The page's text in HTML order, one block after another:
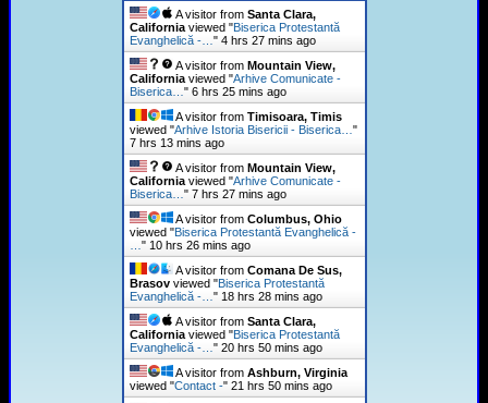
A visitor from Santa Clara,
Californiaviewed "Biserica Protestantă
Evanghelică -… " 4 hrs 27 mins ago
A visitor from Mountain View,
Californiaviewed "Arhive Comunicate -
Biserica… " 6 hrs 25 mins ago
A visitor from Timisoara, Timis
viewed "Arhive Istoria Bisericii - Biserica… "
7 hrs 13 mins ago
A visitor from Mountain View,
Californiaviewed "Arhive Comunicate -
Biserica… " 7 hrs 27 mins ago
A visitor from Columbus, Ohio
viewed "Biserica Protestantă Evanghelică -
" 10 hrs 26 mins ago
A visitor from Comana De Sus,
Brasovviewed "Biserica Protestantă
Evanghelică -… " 18 hrs 28 mins ago
A visitor from Santa Clara,
Californiaviewed "Biserica Protestantă
Evanghelică -… " 20 hrs 50 mins ago
A visitor from Ashburn, Virginia
viewed "Contact -" 21 hrs 50 mins ago